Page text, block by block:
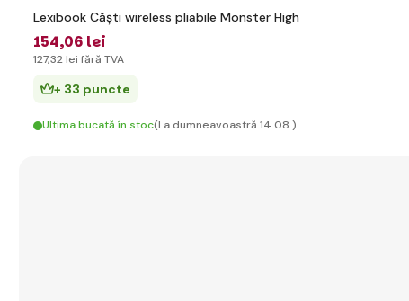
Lexibook Căști wireless pliabile Monster High
154,06 lei
127,32 lei fără TVA
+ 33 puncte
Ultima bucată în stoc(La dumneavoastră 14.08.)